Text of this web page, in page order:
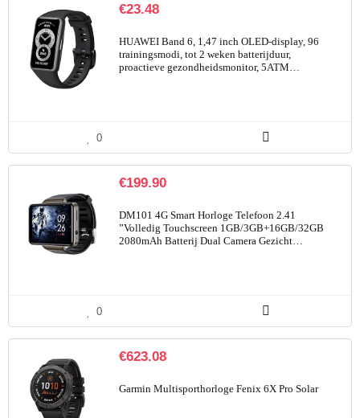
€23.48
HUAWEI Band 6, 1,47 inch OLED-display, 96
trainingsmodi, tot 2 weken batterijduur,
proactieve gezondheidsmonitor, 5ATM…
0
€199.90
DM101 4G Smart Horloge Telefoon 2.41
”Volledig Touchscreen 1GB/3GB+16GB/32GB
2080mAh Batterij Dual Camera Gezicht…
0
€623.08
Garmin Multisporthorloge Fenix 6X Pro Solar